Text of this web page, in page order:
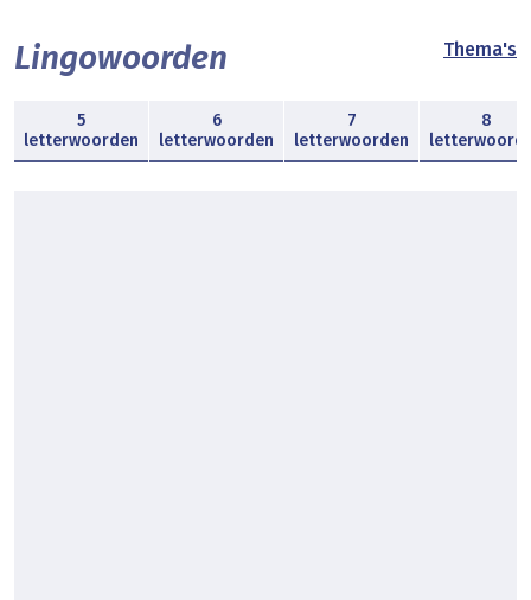
Lingowoorden Thema's
5
letterwoorden
6
letterwoorden
7
letterwoorden
8